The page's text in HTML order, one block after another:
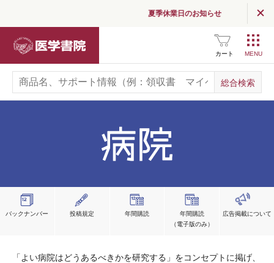
夏季休業日のお知らせ
カート
バックナンバー 投稿規定 年間購読
年間購読
（電子版のみ）
広告掲載について
「よい病院はどうあるべきかを研究する」をコンセプトに掲げ、